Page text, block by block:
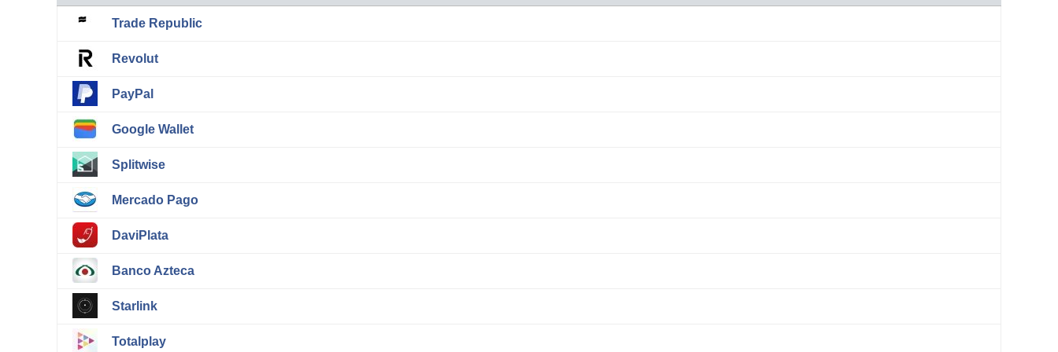
Trade Republic
Revolut
PayPal
Google Wallet
Splitwise
Mercado Pago
DaviPlata
Banco Azteca
Starlink
Totalplay